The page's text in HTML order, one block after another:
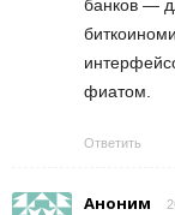
банков —
фиатом.
Ответить
Аноним